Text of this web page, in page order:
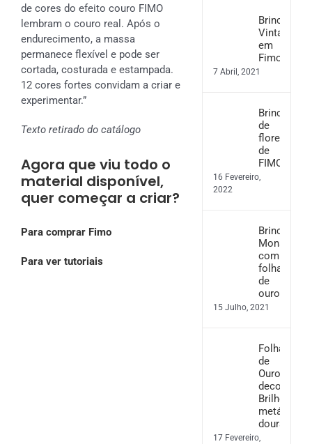
de cores do efeito couro FIMO
lembram o couro real. Após o
endurecimento, a massa
permanece flexível e pode ser
cortada, costurada e estampada.
12 cores fortes convidam a criar e
experimentar.”
Texto retirado do catálogo
Agora que viu todo o
material disponível,
quer começar a criar?
Para comprar Fimo
Para ver tutoriais
Brincos
Vintage
em
Fimo
7 Abril, 2021
Brincos
de
flores
de
FIMO
16 Fevereiro,
2022
Brincos
Monstera
com
folha
de
ouro
15 Julho, 2021
Folha
de
Ouro
decorativo
Brilho
metálico
dourado
17 Fevereiro,